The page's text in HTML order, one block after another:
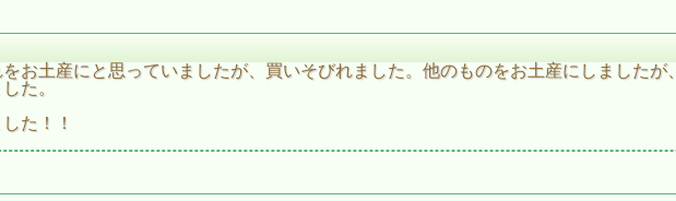
お土産にと思っていましたが、買いそびれました。他のものをお土産にしました
た。
た！！